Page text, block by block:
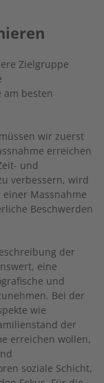
Zielgruppe
am besten
wir zuerst
erreichen
und
verbessern, wird
Massnahme
Beschwerden
der
eine
und
Bei der
wie
der
erreichen wollen,
soziale Schicht,